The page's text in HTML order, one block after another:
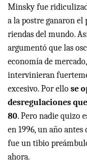
Minsky fue
a la postre ganaron
riendas del mundo.
argumentó que las
economía de
intervinieran
excesivo. Por ellose
desregulaciones
80. Pero nadie quizo
en 1996, un año
fue un tibio
ahora.